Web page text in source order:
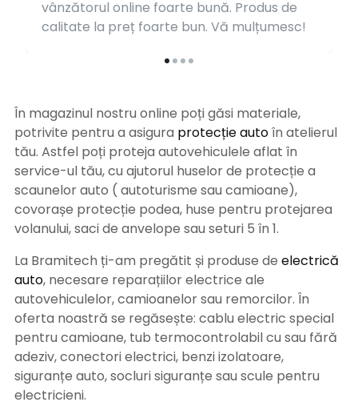
vânzătorul online foarte bună. Produs de
calitate la preț foarte bun. Vă mulțumesc!
În magazinul nostru online poți găsi materiale,
potrivite pentru a asigura protecție autoîn atelierul
tău. Astfel poți proteja autovehiculele aflat în
service-ul tău, cu ajutorul huselor de protecție a
scaunelor auto ( autoturisme sau camioane),
covorașe protecție podea, huse pentru protejarea
volanului, saci de anvelope sau seturi 5 în 1.
La Bramitech ți-am pregătit și produse de electrică
auto, necesare reparațiilor electrice ale
autovehiculelor, camioanelor sau remorcilor. În
oferta noastră se regăsește: cablu electric special
pentru camioane, tub termocontrolabil cu sau fără
adeziv, conectori electrici, benzi izolatoare,
siguranțe auto, socluri siguranțe sau scule pentru
electricieni.